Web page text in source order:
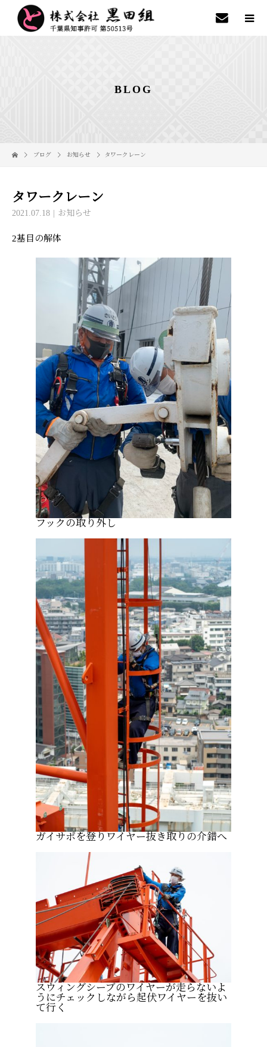
BLOG
ブログ お知らせ タワークレーン
タワークレーン
2021.07.18 お知らせ
2基目の解体
フックの取り外し
ガイサポを登りワイヤー抜き取りの介錯へ
スウィングシーブのワイヤーが走らないよ
うにチェックしながら起伏ワイヤーを抜い
て行く